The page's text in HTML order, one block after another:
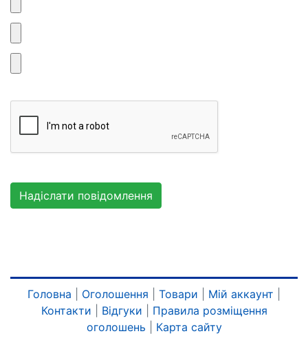
Головна Оголошення Товари Мій аккаунт
Контакти
Відгуки
Правила розміщення
оголошень
Карта сайту